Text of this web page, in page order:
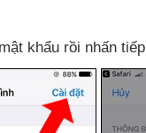
khẩu rồi nhấn tiếp